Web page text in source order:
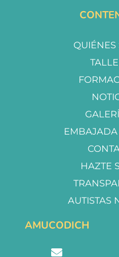
QUIÉNES
HAZTE
AUTISTAS
AMUCODICH